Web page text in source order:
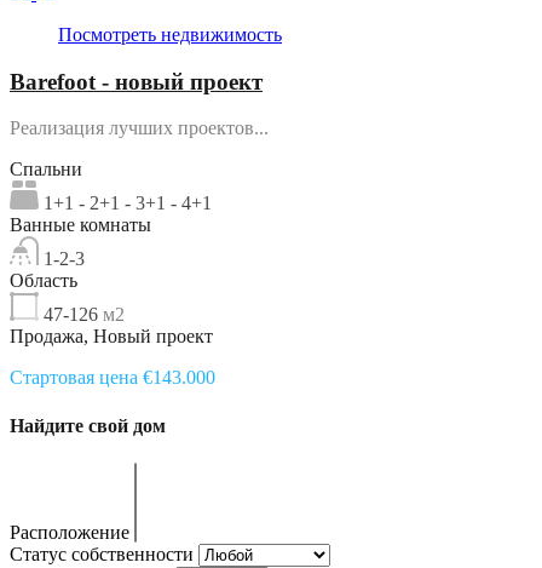
Посмотреть недвижимость
Barefoot - новый проект
Реализация лучших проектов...
Спальни
1+1 - 2+1 - 3+1 - 4+1
Ванные комнаты
1-2-3
Область
47-126 м2
Продажа, Новый проект
Стартовая цена €143.000
Найдите свой дом
Расположение
Статус собственности